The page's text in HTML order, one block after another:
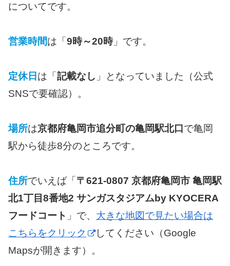
についてです。
営業時間は「 9時～20時」です。
定休日 は「 記載なし 」となっていました（公式
SNSで要確認）。
場所は京都府亀岡市追分町の亀岡駅北口 で亀岡
駅から徒歩8分のところです。
住所でいえば「 〒621-0807 京都府亀岡市 亀岡駅
北1丁目8番地2 サンガスタジアムby KYOCERA
フードコート 」で、 大きな地図で見たい場合は
こちらをクリック
してください（Google
Mapsが開きます）。